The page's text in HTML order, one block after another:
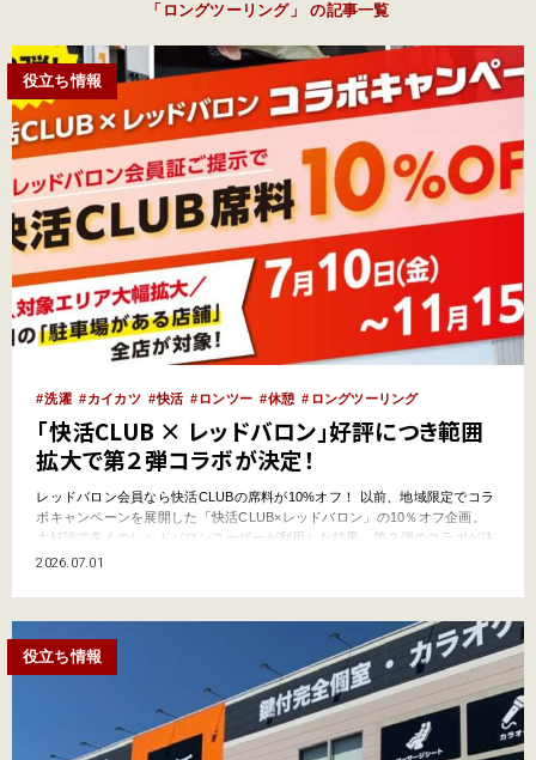
「ロングツーリング」 の記事一覧
役立ち情報
洗濯 カイカツ 快活 ロンツー 休憩 ロングツーリング
「快活CLUB × レッドバロン」好評につき範囲
拡大で第２弾コラボが決定！
レッドバロン会員なら快活CLUBの席料が10%オフ！ 以前、地域限定でコラ
ボキャンペーンを展開した「快活CLUB×レッドバロン」の10％オフ企画。
大好評で多くのレッドバロンユーザーが利用した結果、第２弾のコラボが決
定！ しかも、7月10日（金）〜11月15日（日）とコラボ期間が大幅に伸び、
定） 2026年のツーリングシー…
2026.07.01
役立ち情報